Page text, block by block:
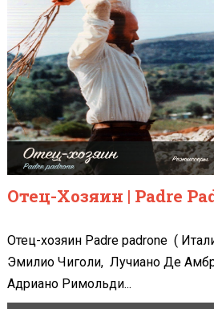
Отец-Хозяин | Padre
Отец-хозяин Padre padrone (
Эмилио Чиголи, Лучиано Де
Адриано Римольди...